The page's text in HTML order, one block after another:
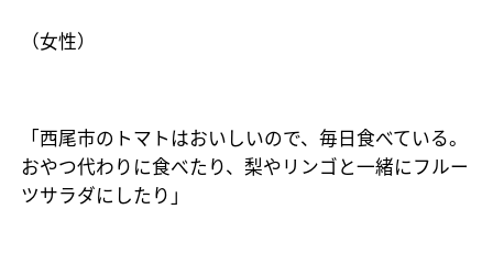
（女性）
「西尾市のトマトはおいしいので、毎日食べている。
おやつ代わりに食べたり、梨やリンゴと一緒にフルー
ツサラダにしたり」